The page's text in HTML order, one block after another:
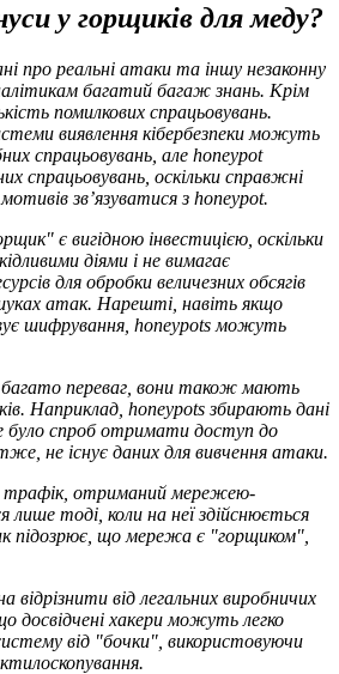
у горщиків для меду?
про реальні атаки та іншу незаконну
багатий багаж знань. Крім
помилкових спрацьовувань.
виявлення кібербезпеки можуть
спрацьовувань, але honeypot
спрацьовувань, оскільки справжні
зв’язуватися з honeypot.
є вигідною інвестицією, оскільки
діями і не вимагає
для обробки величезних обсягів
атак. Нарешті, навіть якщо
шифрування, honeypots можуть
переваг , вони також мають
Наприклад, honeypots збирають дані
було спроб отримати доступ до
не існує даних для вивчення атаки.
трафік, отриманий мережею-
лише тоді, коли на неї здійснюється
підозрює, що мережа є "горщиком",
від легальних виробничих
досвідчені хакери можуть легко
від "бочки", використовуючи